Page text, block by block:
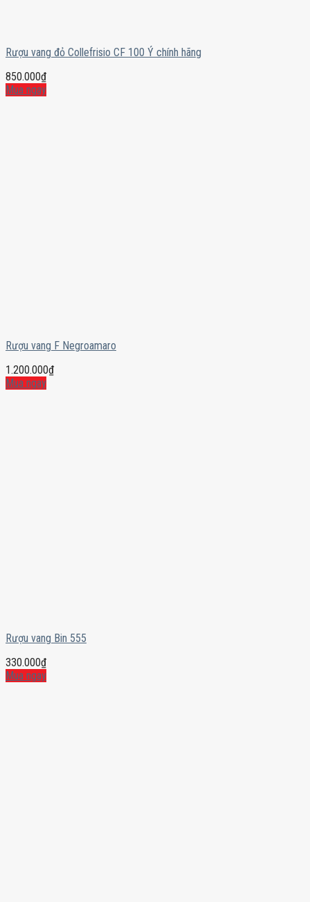
Rượu vang đỏ Collefrisio CF 100 Ý chính hãng
850.000₫
Mua ngay
Rượu vang F Negroamaro
1.200.000₫
Mua ngay
Rượu vang Bin 555
330.000₫
Mua ngay